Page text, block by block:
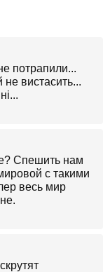
потрапили...
вистасить...
Спешить нам
с такими
весь мир